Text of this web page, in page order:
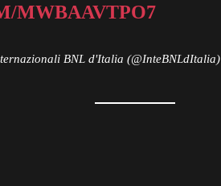
MWBAAVTPO7
BNL d'Italia (@InteBNLdItalia)